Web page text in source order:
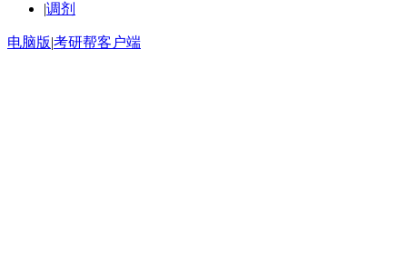
|调剂
电脑版|考研帮客户端